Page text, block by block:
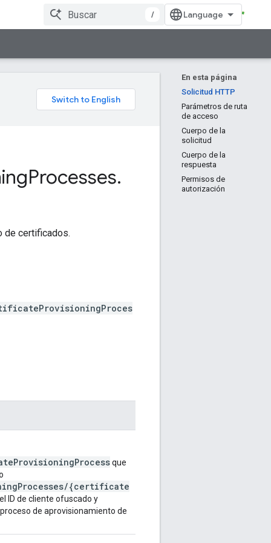
/
En esta página
Solicitud HTTP
Parámetros de ruta
de acceso
Cuerpo de la
solicitud
Cuerpo de la
respuesta
Permisos de
autorización
Processes.
de certificados.
que
{certificate
ID de cliente ofuscado y
proceso de aprovisionamiento de